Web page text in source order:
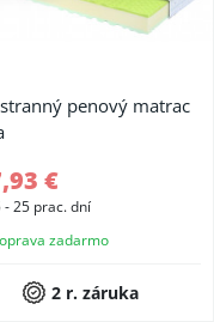
penový matrac
€
- 25 prac. dní
zadarmo
2 r. záruka